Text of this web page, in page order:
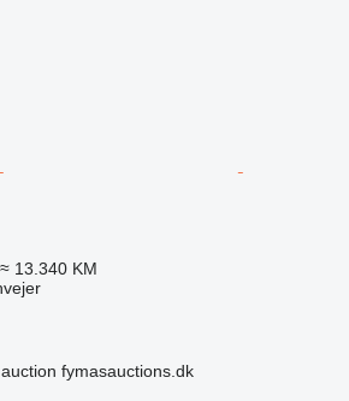
≈ 13.340 KM
fymasauctions.dk